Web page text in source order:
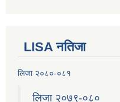
LISA नतिजा
लिजा २०८०-०८१
लिजा २०७९-०८०